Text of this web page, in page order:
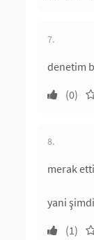
7.
denetim
(0)
8.
merak
yani
(1)